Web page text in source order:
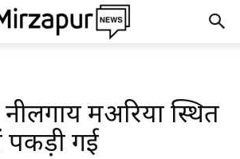
महुअरिया स्थित
पकड़ी गई